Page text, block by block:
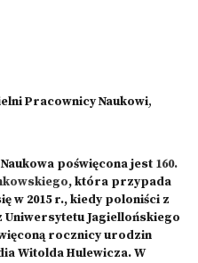
Pracownicy Naukowi,
poświęcona jest 160.
, która przypada
w 2015 r., kiedy poloniści z
Jagiellońskiego
rocznicy urodzin
Witolda Hulewicza. W